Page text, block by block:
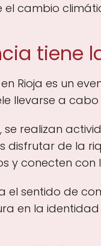
el cambio
tiene
en Rioja es un
llevarse a
realizan
disfrutar de la
y conecten con
el sentido de
en la identidad